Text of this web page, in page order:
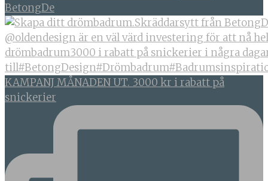
BetongDe
KAMPANJ MÅNADEN UT. 3000 kr i rabatt på
snickerier